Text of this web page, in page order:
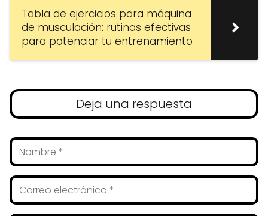
Tabla de ejercicios para máquina
de musculación: rutinas efectivas
para potenciar tu entrenamiento
Deja una respuesta